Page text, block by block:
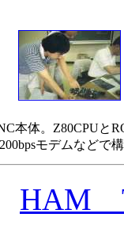
本体。Z80CPUと
モデムなどで
HAM